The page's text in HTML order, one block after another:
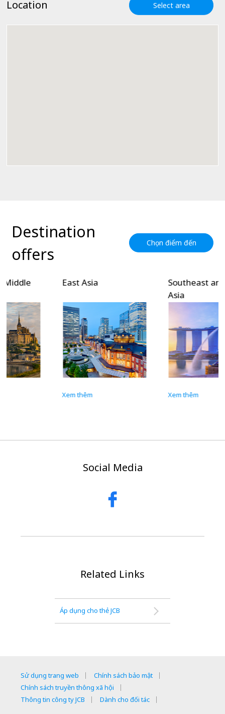
Location Select area
Destination
offers
Chọn điểm đến
East Asia
Southeast and South
Social Media
Related Links
Áp dụng cho thẻ JCB
Sử dụng trang web
Chính sách bảo mật
Chính sách truyền thông xã hội
Thông tin công ty JCB
Dành cho đối tác